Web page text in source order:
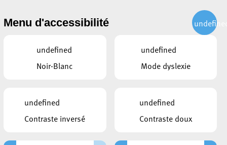
ACTUALITÉS PUBLICATIONS CONTACT
Menu d'accessibilité
undefined
Noir-Blanc
undefined
Mode dyslexie
undefined
Contraste inversé
undefined
Contraste doux